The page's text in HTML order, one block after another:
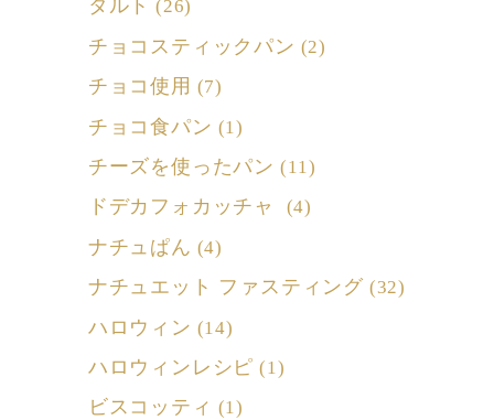
タルト (26)
チョコスティックパン (2)
チョコ使用 (7)
チョコ食パン (1)
チーズを使ったパン (11)
ドデカフォカッチャ (4)
ナチュぱん (4)
ナチュエット ファスティング (32)
ハロウィン (14)
ハロウィンレシピ (1)
ビスコッティ (1)